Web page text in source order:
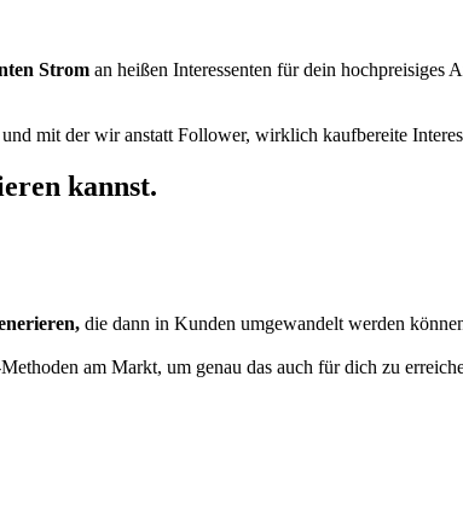
Strom an heißen Interessenten für dein hochpreisiges
und mit der wir anstatt Follower, wirklich kaufbereite
kannst.
die dann in Kunden umgewandelt werden
am Markt, um genau das auch für dich zu